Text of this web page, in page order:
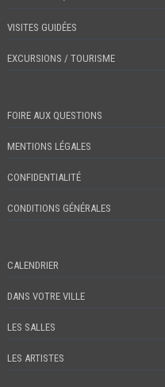
VISITES GUIDÉES
EXCURSIONS / TOURISME
FOIRE AUX QUESTIONS
MENTIONS LÉGALES
CONFIDENTIALITÉ
CONDITIONS GÉNÉRALES
CALENDRIER
DANS VOTRE VILLE
LES SALLES
LES ARTISTES